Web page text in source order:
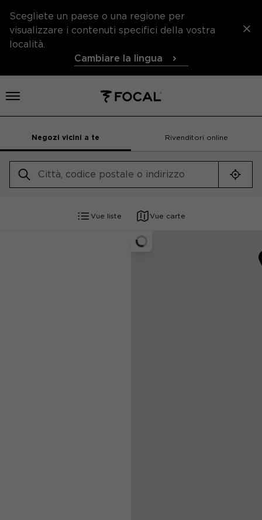
Scegliete un paese o una regione per
visualizzare i contenuti specifici della vostra
località.
Cambiare la lingua
Aprire il menu
Negozi vicini a te Rivenditori online
Vue liste Vue carte